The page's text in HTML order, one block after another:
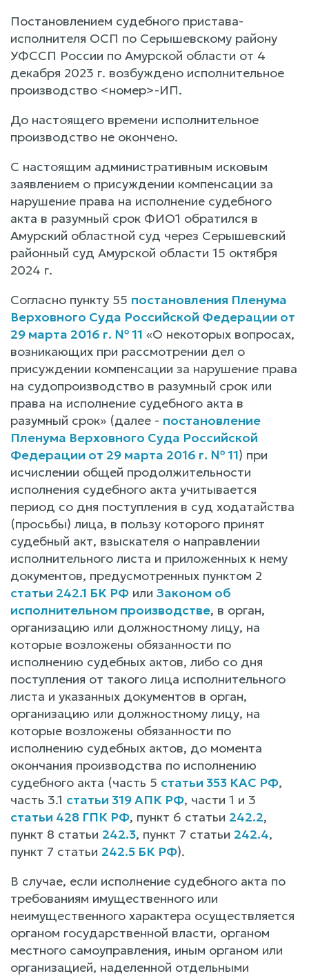
Постановлением судебного пристава-
исполнителя ОСП по Серышевскому району
УФССП России по Амурской области от 4
декабря 2023 г. возбуждено исполнительное
производство <номер>-ИП.
До настоящего времени исполнительное
производство не окончено.
С настоящим административным исковым
заявлением о присуждении компенсации за
нарушение права на исполнение судебного
акта в разумный срок ФИО1 обратился в
Амурский областной суд через Серышевский
районный суд Амурской области 15 октября
2024 г.
Согласно пункту 55 постановления Пленума
Верховного Суда Российской Федерации от
29 марта 2016 г. № 11 «О некоторых вопросах,
возникающих при рассмотрении дел о
присуждении компенсации за нарушение права
на судопроизводство в разумный срок или
права на исполнение судебного акта в
разумный срок» (далее - постановление
Пленума Верховного Суда Российской
Федерации от 29 марта 2016 г. № 11) при
исчислении общей продолжительности
исполнения судебного акта учитывается
период со дня поступления в суд ходатайства
(просьбы) лица, в пользу которого принят
судебный акт, взыскателя о направлении
исполнительного листа и приложенных к нему
документов, предусмотренных пунктом 2
статьи 242.1 БК РФ или Законом об
исполнительном производстве, в орган,
организацию или должностному лицу, на
которые возложены обязанности по
исполнению судебных актов, либо со дня
поступления от такого лица исполнительного
листа и указанных документов в орган,
организацию или должностному лицу, на
которые возложены обязанности по
исполнению судебных актов, до момента
окончания производства по исполнению
судебного акта (часть 5 статьи 353 КАС РФ,
часть 3.1 статьи 319 АПК РФ, части 1 и 3
статьи 428 ГПК РФ, пункт 6 статьи 242.2,
пункт 8 статьи 242.3, пункт 7 статьи 242.4,
пункт 7 статьи 242.5 БК РФ).
В случае, если исполнение судебного акта по
требованиям имущественного или
неимущественного характера осуществляется
органом государственной власти, органом
местного самоуправления, иным органом или
организацией, наделенной отдельными